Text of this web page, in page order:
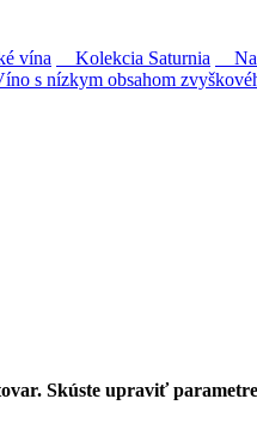
vína Kolekcia Saturnia
s nízkym obsahom
Tokaji.
na slovenský trh sólo
Skúste upraviť